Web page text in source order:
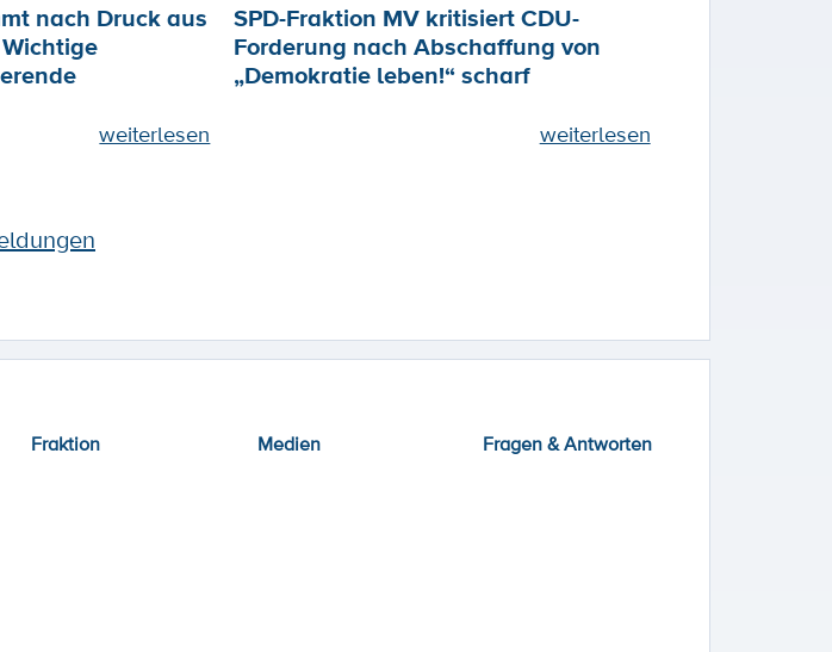
nach Druck aus
weiterlesen
SPD-Fraktion MV kritisiert CDU-
Forderung nach Abschaffung von
„Demokratie leben!“ scharf
weiterlesen
Fraktion Medien Fragen & Antworten